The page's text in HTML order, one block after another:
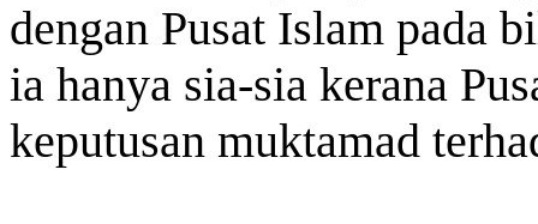
dengan Pusat Islam pada
ia hanya sia-sia kerana
keputusan muktamad